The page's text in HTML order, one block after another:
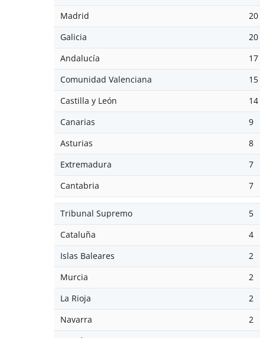
Madrid
20
Galicia
20
Andalucía
17
Comunidad Valenciana
15
Castilla y León
14
Canarias
9
Asturias
8
Extremadura
7
Cantabria
7
Tribunal Supremo
5
Cataluña
4
Islas Baleares
2
Murcia
2
La Rioja
2
Navarra
2